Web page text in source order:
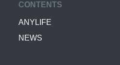
CONTENTS
ANYLIFE
NEWS